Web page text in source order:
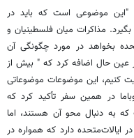
"‌این موضوعی است که باید در
مذاکرات میان فلسطینیان و
بخواهد در مورد چگونگی آن
عین حال اضافه کرد که " بیش از
کنیم، این موضوعات موضوعاتی
در همین سفر تأکید کرد که
به دنبال محو آن هستند، اما
دارد که همواره در